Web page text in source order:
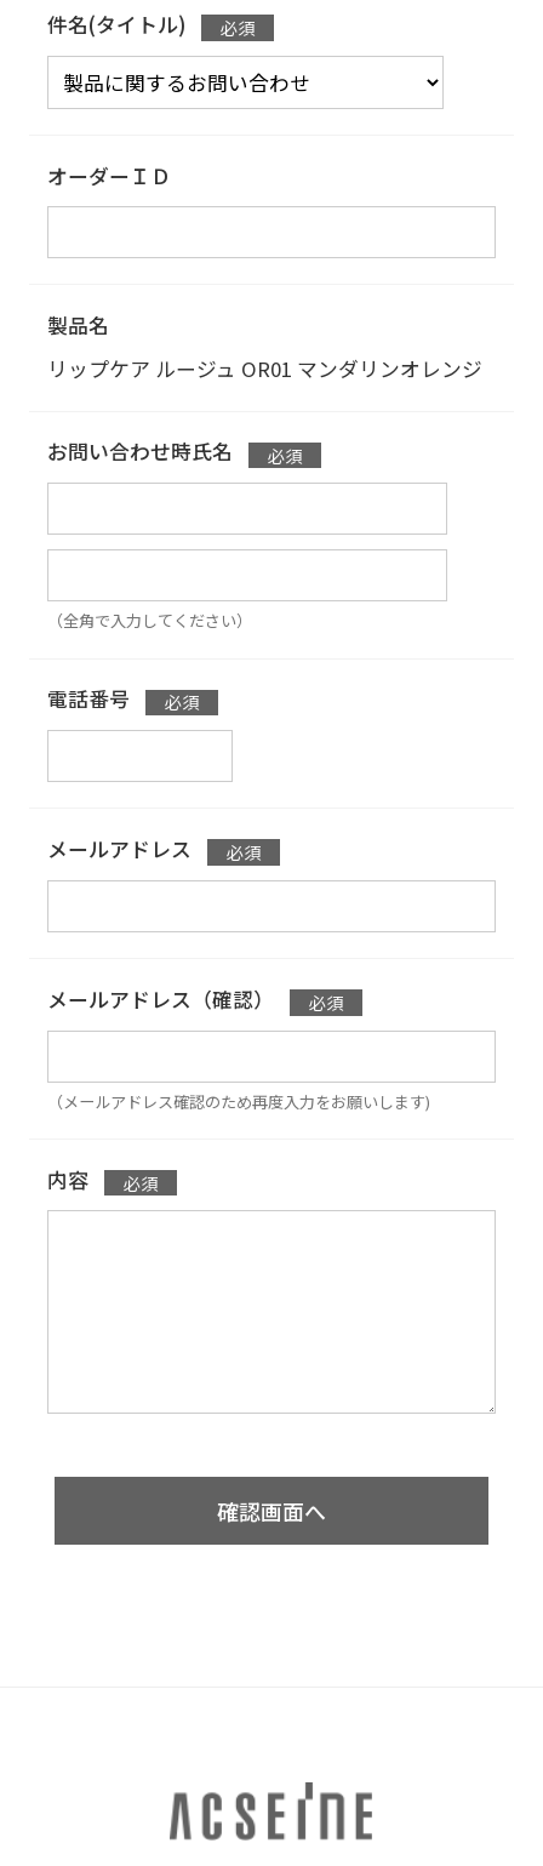
件名(タイトル)
オーダーＩＤ
製品名
リップケア ルージュ OR01 マンダリンオレンジ
お問い合わせ時氏名
（全角で入力してください）
電話番号
メールアドレス
メールアドレス（確認）
（メールアドレス確認のため再度入力をお願いします)
内容